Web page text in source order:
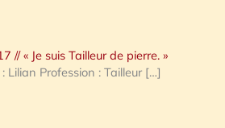
// « Je suis Tailleur de pierre. »
Lilian Profession : Tailleur […]